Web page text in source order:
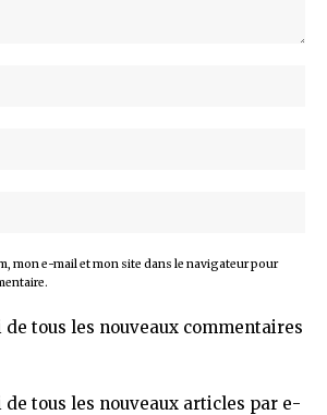
mon e-mail et mon site dans le navigateur pour
tous les nouveaux commentaires
de tous les nouveaux articles par e-